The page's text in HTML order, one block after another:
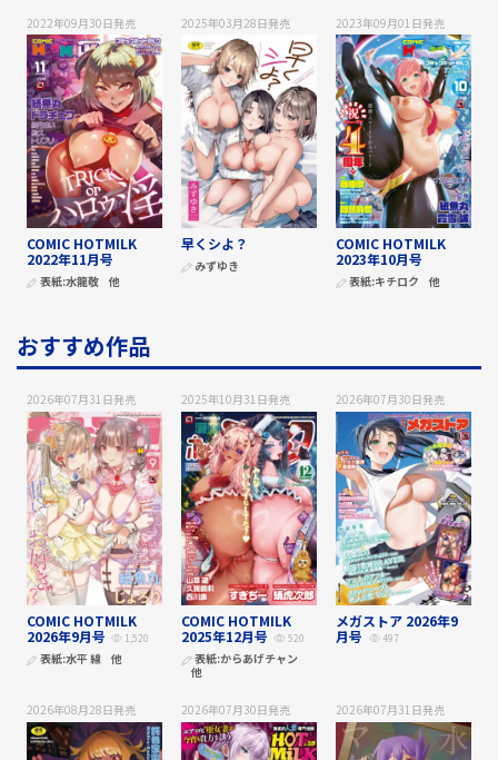
2022年09月30日発売
COMIC HOTMILK
2022年11月号
表紙:水龍敬 他
2025年03月28日発売
早くシよ？
みずゆき
2023年09月01日発売
COMIC HOTMILK
2023年10月号
表紙:キチロク 他
おすすめ作品
2026年07月31日発売
COMIC HOTMILK
2026年9月号
1,520
表紙:水平 線 他
2025年10月31日発売
COMIC HOTMILK
2025年12月号
520
表紙:からあげチャン
他
2026年07月30日発売
メガストア 2026年9
月号
497
2026年08月28日発売 2026年07月30日発売 2026年07月31日発売